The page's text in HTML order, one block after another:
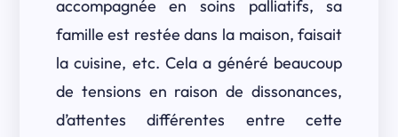
accompagnée en soins palliatifs, sa
famille est restée dans la maison, faisait
la cuisine, etc. Cela a généré beaucoup
de tensions en raison de dissonances,
d’attentes différentes entre cette